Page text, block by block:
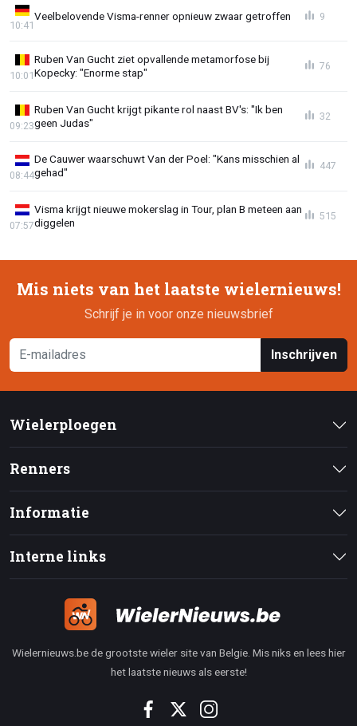
Veelbelovende Visma-renner opnieuw zwaar getroffen
10:41
9
Ruben Van Gucht ziet opvallende metamorfose bij
Kopecky: "Enorme stap"
10:01
76
Ruben Van Gucht krijgt pikante rol naast BV's: "Ik ben
geen Judas"
09:23
32
De Cauwer waarschuwt Van der Poel: "Kans misschien al
gehad"
08:44
447
Visma krijgt nieuwe mokerslag in Tour, plan B meteen aan
diggelen
07:57
515
Mis niets van het laatste wielernieuws!
Schrijf je in voor onze nieuwsbrief
Inschrijven
Wielerploegen
Renners
Informatie
Interne links
Wielernieuws.be de grootste wieler site van Belgie. Mis niks en lees hier
het laatste nieuws als eerste!